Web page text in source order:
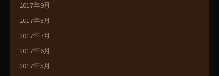
2017年9月
2017年8月
2017年7月
2017年6月
2017年5月